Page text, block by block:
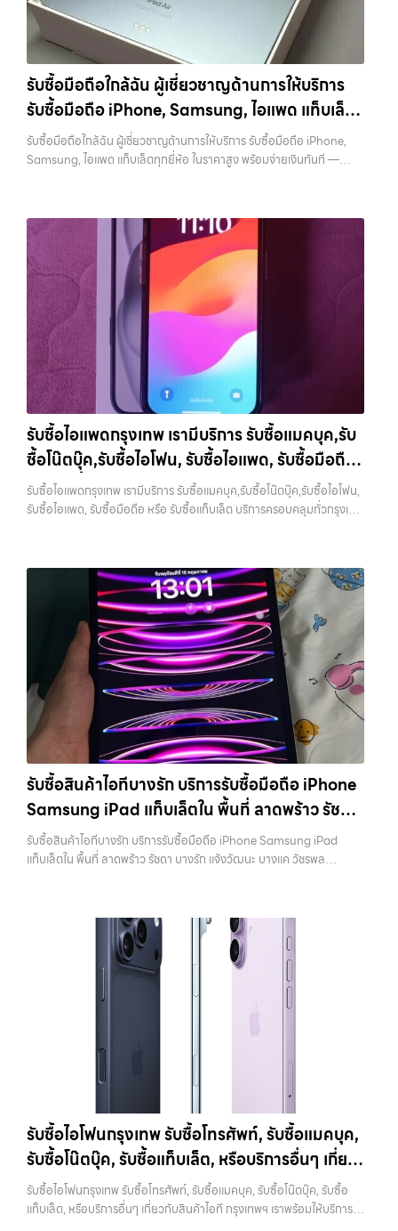
รับซื้อมือถือใกล้ฉัน ผู้เชี่ยวชาญด้านการให้บริการ
รับซื้อมือถือ iPhone, Samsung, ไอแพด แท็บเล็ต
ทุกยี่ห้อ ในราคาสูง พร้อมจ่ายเงินทันที
รับซื้อมือถือใกล้ฉัน ผู้เชี่ยวชาญด้านการให้บริการ รับซื้อมือถือ iPhone,
Samsung, ไอแพด แท็บเล็ตทุกยี่ห้อ ในราคาสูง พร้อมจ่ายเงินทันที —
วัชรพล รามอินทรา รับซื้อมือถือใกล้ฉัน — ผู้เชี่ยวชาญด้านการให้บริการ รับ
ซื้อมือถือ iPhone, Samsung, ไอแพด แท็บเล็ตทุกยี่ห้อ ในราคาสูง พร้อม
จ่ายเงินทันที รับซื้อมือถือใกล้ฉัน ผู้เชี่ยวชาญด้านการให้บริการ รับซื้อมือถือ
iPhone, Samsung, ไอแพด แท็บเล็ตทุกยี่ห้อ ในราคาสูง พร้อมจ่ายเงิน
ทันที บริการถึงพื้นที่… รับซื้อมือถือใกล้ฉัน บริการถึงพื้นที่ เขตลาดพร้าว,
รัชดา, บางรัก, แจ้งวัฒนะ, บางแค, วัชรพล, รามอินทรา — นัดรับสะดวกทุก
เขต ประสบการณ์เหนือระดับกับการ รับซื้อไอโฟน, รับซื้อไอแพด, รับซื้อมือ
ถือ ยินดีต้อนรับสู่ “รับซื้อขายมือถือ.com” เว็บไซต์ที่คุณไว้วางใจได้ สำหรับ
บริการ รับซื้อ มือถือ iPhone, Samsung, iPad, แท็บเล็ต ทุกยี่ห้อ ให้ราคา
สูง พร้อมจ่ายเงินทันที ครอบคลุมพื้นที่ ลาดพร้าว, รัชดา, บางรัก,
แจ้งวัฒนะ, บางแค, วัชรพล, รามอินทรา และเขตกรุงเทพฯ ใกล้ “ใกล้ ฉัน”
ที่สุด ในยุคที่สมาร์ทโฟน แท็บเล็ต และอุปกรณ์ไอทีใหม่ๆ เปลี่ยนรุ่นกันแทบ
ทุกช่วงเวลา อุปกรณ์ที่คุณใช้แล้วอาจกลายเป็นของที่ไม่ได้ใช้งานอยู่เฉยๆ
เว็บไซต์ของเราจึงเกิดขึ้นเพื่อเป็นทางเลือกให้คุณสามารถเปลี่ยนอุปกรณ์ที่
ไม่ใช้แล้วให้กลายเป็นเงินสดได้ทันที ด้วยบริการ รับซื้อไอโฟน, รับซื้อไอแพด,
รับซื้อมือถือ, รับซื้อโทรศัพท์, รับซื้อโน๊ตบุ๊ค, รับซื้อแท็บเล็ต, รับซื้อสินค้าไอที
กรุงเทพมหานคร อย่างครบวงจร ไม่ว่าคุณจะอยู่โซนเมืองหรือเขตชานเมือง
แค่เครื่องใช้ไฟฟ้า แต่เป็นทรัพย์สินที่มีมูลค่า คุณอาจต้องการเปลี่ยนรุ่น หรือ
ต้องการเงินด่วน เราจึงมอบบริการประเมินสภาพเครื่อง ฟรี ปราบปราม
ความยุ่งยากทั้งหลาย โดยเน้น โปร่งใส มั่นใจได้ และจ่ายเงินทันทีเมื่อตกลง
ซื้อขายสำเร็จ บริการของเราครอบคลุมทั้ง iPhone สายใหม่-เก่า,
Samsung ทุกรุ่น, iPad และแท็บเล็ตทุกแบรนด์ เรารับถึงแม้จะอยู่ในสภาพ
ใช้งานแล้ว ตกแต่งแล้ว หรือมีรอยบ้าง เพราะมูลค่าของเครื่องไม่ได้ขึ้นอยู่แค่
ยี่ห้อ แต่ขึ้นอยู่กับสภาพจริง ความครบชุด และความสะดวกในการขายของ
คุณ เราจึงตั้งใจให้บริการในเขต ลาดพร้าว, รัชดา, บางรัก, แจ้งวัฒนะ,
บางแค, วัชรพล, รามอินทรา, บางนา, บางพลี, เกษตรนวมินทร์, เสนานิคม,
วังหิน อย่างเต็มที่ ไม่ว่าคุณจะค้นหาคำว่า “รับซื้อมือถือใกล้ฉัน”, “รับซื้อ
โทรศัพท์มือสองกรุงเทพ”, “ขาย iPad ได้ราคา”, “รับซื้อแท็บเล็ต กรุงเทพ
ถึงที่”, หรือ “รับซื้อ Samsung มือสอง ราคาสูง” — ที่นี่คือคำตอบ เพราะ
บริการของเรามุ่งตรงให้คุณได้รับราคาและความสะดวกสบายที่เหนือกว่า
เลือกเราแล้วคุณจะได้บริการที่คุณไว้วางใจ พร้อมทีมงานที่พร้อมอำนวย
ความสะดวก นัดรับถึงที่ ตรวจสภาพอย่างมืออาชีพ และจ่ายเงินทันที
ทั้งหมดนี้เพื่อให้การขายอุปกรณ์ของคุณเป็นเรื่องง่ายขึ้น ดีกว่า รวดเร็วกว่า
วัชรพล, รามอินทรา, รวมถึง บางนา, บางพลี, เกษตรนวมินทร์, เสนานิคม,
วังหินไม่ว่าคุณจะต้องการ รับซื้อโทรศัพท์, รับซื้อแมคบุค, รับซื้อโน๊ตบุ๊ค, รับ
ซื้อแท็บเล็ต, หรือบริการอื่นๆ เกี่ยวกับสินค้าไอที กรุงเทพฯ…
รับซื้อไอแพดกรุงเทพ เรามีบริการ รับซื้อแมคบุค,รับ
ซื้อโน๊ตบุ๊ค,รับซื้อไอโฟน, รับซื้อไอแพด, รับซื้อมือถือ
หรือ รับซื้อแท็บเล็ต บริการครอบคลุมทั่วกรุงเทพ
และพื้นที่ใกล้เคียง
รับซื้อไอแพดกรุงเทพ เรามีบริการ รับซื้อแมคบุค,รับซื้อโน๊ตบุ๊ค,รับซื้อไอโฟน,
รับซื้อไอแพด, รับซื้อมือถือ หรือ รับซื้อแท็บเล็ต บริการครอบคลุมทั่วกรุงเทพ
ดา บางรัก แจ้งวัฒนะ บางแค วัชรพล รามอินทรา รับซื้อไอแพดกรุงเทพ —
เรามีบริการ รับซื้อแมคบุค,รับซื้อโน๊ตบุ๊ค,รับซื้อไอโฟน, รับซื้อไอแพด, รับซื้อ
มือถือ หรือ รับซื้อแท็บเล็ต บริการครอบคลุมทั่วกรุงเทพ และพื้นที่ใกล้เคียง
รับซื้อไอแพดกรุงเทพ เรามีบริการ รับซื้อแมคบุค,รับซื้อโน๊ตบุ๊ค,รับซื้อไอโฟน,
รับซื้อไอแพด, รับซื้อมือถือ หรือ รับซื้อแท็บเล็ต บริการครอบคลุมทั่ว
กรุงเทพ… รับซื้อไอแพดกรุงเทพ รับซื้อ iPad และแท็บเล็ตทุกแบรนด์ ทุก
สภาพ — ขอขายง่าย ได้เงินเร็ว ประสบการณ์เหนือระดับกับการ รับซื้อไอ
โฟน, รับซื้อไอแพด, รับซื้อมือถือ ยินดีต้อนรับสู่ “รับซื้อขายมือถือ.com”
เว็บไซต์ที่คุณไว้วางใจได้ สำหรับบริการ รับซื้อ มือถือ iPhone, Samsung,
iPad, แท็บเล็ต ทุกยี่ห้อ ให้ราคาสูง พร้อมจ่ายเงินทันที ครอบคลุมพื้นที่
ลาดพร้าว, รัชดา, บางรัก, แจ้งวัฒนะ, บางแค, วัชรพล, รามอินทรา และเขต
กรุงเทพฯ ใกล้ “ใกล้ ฉัน” ที่สุด ในยุคที่สมาร์ทโฟน แท็บเล็ต และอุปกรณ์ไอที
ใหม่ๆ เปลี่ยนรุ่นกันแทบทุกช่วงเวลา อุปกรณ์ที่คุณใช้แล้วอาจกลายเป็นของ
ที่ไม่ได้ใช้งานอยู่เฉยๆ เว็บไซต์ของเราจึงเกิดขึ้นเพื่อเป็นทางเลือกให้คุณ
ซื้อไอโฟน, รับซื้อไอแพด, รับซื้อมือถือ, รับซื้อโทรศัพท์, รับซื้อโน๊ตบุ๊ค, รับซื้อ
แท็บเล็ต, รับซื้อสินค้าไอทีกรุงเทพมหานคร อย่างครบวงจร ไม่ว่าคุณจะอยู่
ว่าอุปกรณ์แต่ละชิ้นไม่ใช่แค่เครื่องใช้ไฟฟ้า แต่เป็นทรัพย์สินที่มีมูลค่า คุณอาจ
ต้องการเปลี่ยนรุ่น หรือต้องการเงินด่วน เราจึงมอบบริการประเมินสภาพ
เครื่อง ฟรี ปราบปรามความยุ่งยากทั้งหลาย โดยเน้น โปร่งใส มั่นใจได้ และ
จ่ายเงินทันทีเมื่อตกลงซื้อขายสำเร็จ บริการของเราครอบคลุมทั้ง iPhone
สายใหม่-เก่า, Samsung ทุกรุ่น, iPad และแท็บเล็ตทุกแบรนด์ เรารับถึงแม้
จะอยู่ในสภาพใช้งานแล้ว ตกแต่งแล้ว หรือมีรอยบ้าง เพราะมูลค่าของเครื่อง
ไม่ได้ขึ้นอยู่แค่ยี่ห้อ แต่ขึ้นอยู่กับสภาพจริง ความครบชุด และความสะดวกใน
การขายของคุณ เราจึงตั้งใจให้บริการในเขต ลาดพร้าว, รัชดา, บางรัก,
เสนานิคม, วังหิน อย่างเต็มที่ ไม่ว่าคุณจะค้นหาคำว่า “รับซื้อมือถือใกล้ฉัน”,
กรุงเทพถึงที่”, หรือ “รับซื้อ Samsung มือสอง ราคาสูง” — ที่นี่คือคำตอบ
เพราะบริการของเรามุ่งตรงให้คุณได้รับราคาและความสะดวกสบายที่เหนือ
กว่า เลือกเราแล้วคุณจะได้บริการที่คุณไว้วางใจ พร้อมทีมงานที่พร้อม
อำนวยความสะดวก นัดรับถึงที่ ตรวจสภาพอย่างมืออาชีพ และจ่ายเงินทันที
ทั้งหมดนี้เพื่อให้การขายอุปกรณ์ของคุณเป็นเรื่องง่ายขึ้น ดีกว่า รวดเร็วกว่า
และคุ้มค่ากว่า ทำไมต้องเลือกเรา ผู้เชี่ยวชาญด้านการให้บริการ รับซื้อมือถือ
รับซื้อสินค้าไอทีบางรัก บริการรับซื้อมือถือ iPhone
Samsung iPad แท็บเล็ตใน พื้นที่ ลาดพร้าว รัชดา
บางรัก แจ้งวัฒนะ บางแค วัชรพล รามอินทรา
พร้อมจ่ายเงินทันที
รับซื้อสินค้าไอทีบางรัก บริการรับซื้อมือถือ iPhone Samsung iPad
แท็บเล็ตใน พื้นที่ ลาดพร้าว รัชดา บางรัก แจ้งวัฒนะ บางแค วัชรพล
ดา บางรัก แจ้งวัฒนะ บางแค วัชรพล รามอินทรา รับซื้อสินค้าไอทีบางรัก —
บริการรับซื้อมือถือ iPhone Samsung iPad แท็บเล็ตใน พื้นที่ ลาดพร้าว
รัชดา บางรัก แจ้งวัฒนะ บางแค วัชรพล รามอินทรา พร้อมจ่ายเงินทันที รับ
ซื้อสินค้าไอทีบางรัก บริการรับซื้อมือถือ iPhone Samsung iPad แท็บเล็ต
ใน พื้นที่ ลาดพร้าว รัชดา บางรัก แจ้งวัฒนะ บางแค วัชรพล รามอินทรา…
รับซื้อสินค้าไอทีบางรัก บริการถึงพื้นที่ เขตลาดพร้าว, รัชดา, บางรัก,
ประสบการณ์เหนือระดับกับการ รับซื้อไอโฟน, รับซื้อไอแพด, รับซื้อมือถือ
ยินดีต้อนรับสู่ “รับซื้อขายมือถือ.com” เว็บไซต์ที่คุณไว้วางใจได้ สำหรับ
บริการ รับซื้อ มือถือ iPhone, Samsung, iPad, แท็บเล็ต ทุกยี่ห้อ ให้ราคา
สูง พร้อมจ่ายเงินทันที ครอบคลุมพื้นที่ ลาดพร้าว, รัชดา, บางรัก,
แจ้งวัฒนะ, บางแค, วัชรพล, รามอินทรา และเขตกรุงเทพฯ ใกล้ “ใกล้ ฉัน”
ที่สุด ในยุคที่สมาร์ทโฟน แท็บเล็ต และอุปกรณ์ไอทีใหม่ๆ เปลี่ยนรุ่นกันแทบ
ทุกช่วงเวลา อุปกรณ์ที่คุณใช้แล้วอาจกลายเป็นของที่ไม่ได้ใช้งานอยู่เฉยๆ
ไม่ใช้แล้วให้กลายเป็นเงินสดได้ทันที ด้วยบริการ รับซื้อไอโฟน, รับซื้อไอแพด,
รับซื้อมือถือ, รับซื้อโทรศัพท์, รับซื้อโน๊ตบุ๊ค, รับซื้อแท็บเล็ต, รับซื้อสินค้าไอที
รับซื้อไอโฟนกรุงเทพ รับซื้อโทรศัพท์, รับซื้อแมคบุค,
รับซื้อโน๊ตบุ๊ค, รับซื้อแท็บเล็ต, หรือบริการอื่นๆ เกี่ยว
กับสินค้าไอที กรุงเทพฯ เราพร้อมให้บริการครบวงจร
รับซื้อไอโฟนกรุงเทพ รับซื้อโทรศัพท์, รับซื้อแมคบุค, รับซื้อโน๊ตบุ๊ค, รับซื้อ
แท็บเล็ต, หรือบริการอื่นๆ เกี่ยวกับสินค้าไอที กรุงเทพฯ เราพร้อมให้บริการ